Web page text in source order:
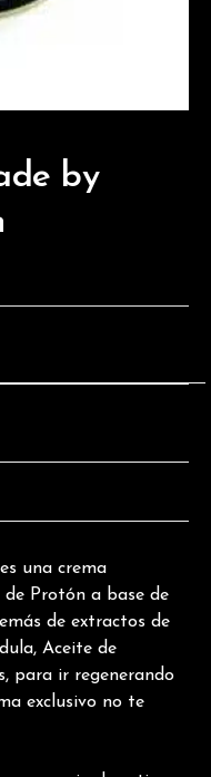
by
es una crema
Protón a base de
de extractos de
Aceite de
para ir regenerando
exclusivo no te